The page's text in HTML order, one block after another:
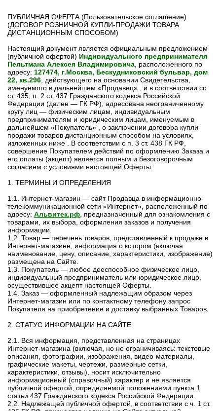
ПУБЛИЧНАЯ ОФЕРТА (Пользовательское соглашение)
(ДОГОВОР РОЗНИЧНОЙ КУПЛИ-ПРОДАЖИ ТОВАРА
ДИСТАНЦИОННЫМ СПОСОБОМ)
Настоящий документ является официальным предложением
(публичной офертой) Индивидуального предпринимателя
Пельтмана Алексея Владимировича, расположенного по
адресу: 127474, г.Москва, Бескудниковский бульвар, дом
22, кв.296, действующего на основании Свидетельства,
именуемого в дальнейшем «Продавец» , и в соответствии со
ст. 435, п. 2 ст. 437 Гражданского кодекса Российской
Федерации (далее — ГК РФ), адресована неограниченному
кругу лиц — физическим лицам, индивидуальным
предпринимателям и юридическим лицам, именуемым в
дальнейшем «Покупатель» , о заключении договора купли-
продажи товаров дистанционным способом на условиях,
изложенных ниже . В соответствии с п. 3 ст. 438 ГК РФ,
совершение Покупателем действий по оформлению Заказа и
его оплаты (акцепт) является полным и безоговорочным
согласием с условиями настоящей Оферты.
1. ТЕРМИНЫ И ОПРЕДЕЛЕНИЯ
1.1. Интернет-магазин — сайт Продавца в информационно-
телекоммуникационной сети «Интернет», расположенный по
адресу: Альвитек.рф, предназначенный для ознакомления с
товарами, их выбора, оформления заказов и получения
информации.
1.2. Товар — перечень товаров, представленный к продаже в
Интернет-магазине, информация о котором (включая
наименование, цену, описание, характеристики, изображение)
размещена на Сайте.
1.3. Покупатель — любое дееспособное физическое лицо,
индивидуальный предприниматель или юридическое лицо,
осуществившее акцепт настоящей Оферты.
1.4. Заказ — оформленный надлежащим образом через
Интернет-магазин или по контактному телефону запрос
Покупателя на приобретение и доставку выбранных Товаров.
2. СТАТУС ИНФОРМАЦИИ НА САЙТЕ
2.1. Вся информация, представленная на страницах
Интернет-магазина (включая, но не ограничиваясь: текстовые
описания, фотографии, изображения, видео-материалы,
графические макеты, чертежи, размерные сетки,
характеристики, отзывы), носит исключительно
информационный (справочный) характер и не является
публичной офертой, определяемой положениями пункта 1
статьи 437 Гражданского кодекса Российской Федерации.
2.2. Надлежащей публичной офертой, в соответствии с ч. 1 ст.